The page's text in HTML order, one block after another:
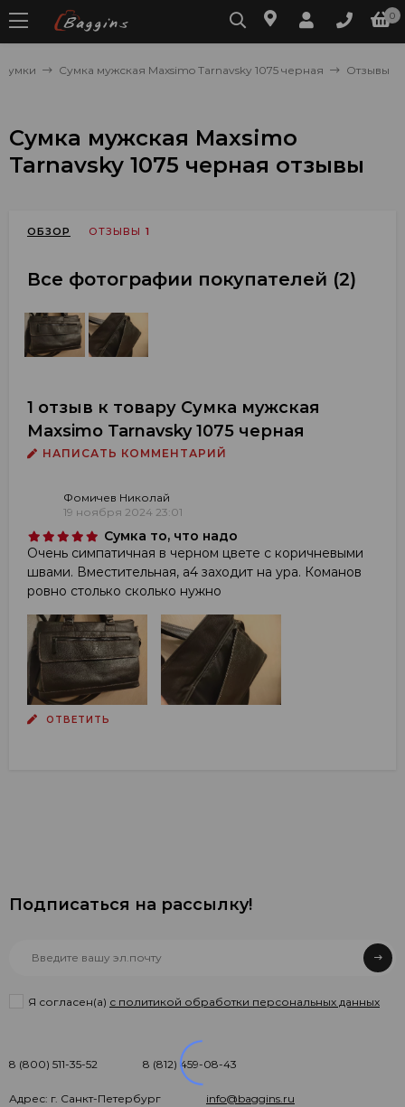
0
Сумка мужская Maxsimo Tarnavsky 1075 черная Отзывы
Сумка мужская Maxsimo
Tarnavsky 1075 черная отзывы
ОБЗОР ОТЗЫВЫ 1
Все фотографии покупателей (2)
1 отзыв к товару Сумка мужская
Maxsimo Tarnavsky 1075 черная
НАПИСАТЬ КОММЕНТАРИЙ
Фомичев Николай
19 ноября 2024 23:01
Сумка то, что надо
Очень симпатичная в черном цвете с коричневыми
швами. Вместительная, а4 заходит на ура. Команов
ровно столько сколько нужно
ОТВЕТИТЬ
Подписаться на рассылкy!
Я согласен(a) с политикой обработки персональных данных
8 (800) 511-35-52 8 (812) 459-08-43
Адрес: г. Санкт-Петербург
info@baggins.ru